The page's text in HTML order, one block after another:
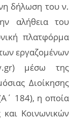
δήλωση του ν.
αλήθεια του
πλατφόρμα
εργαζομένων
μέσω της
Διοίκησης
184), η οποία
και Κοινωνικών